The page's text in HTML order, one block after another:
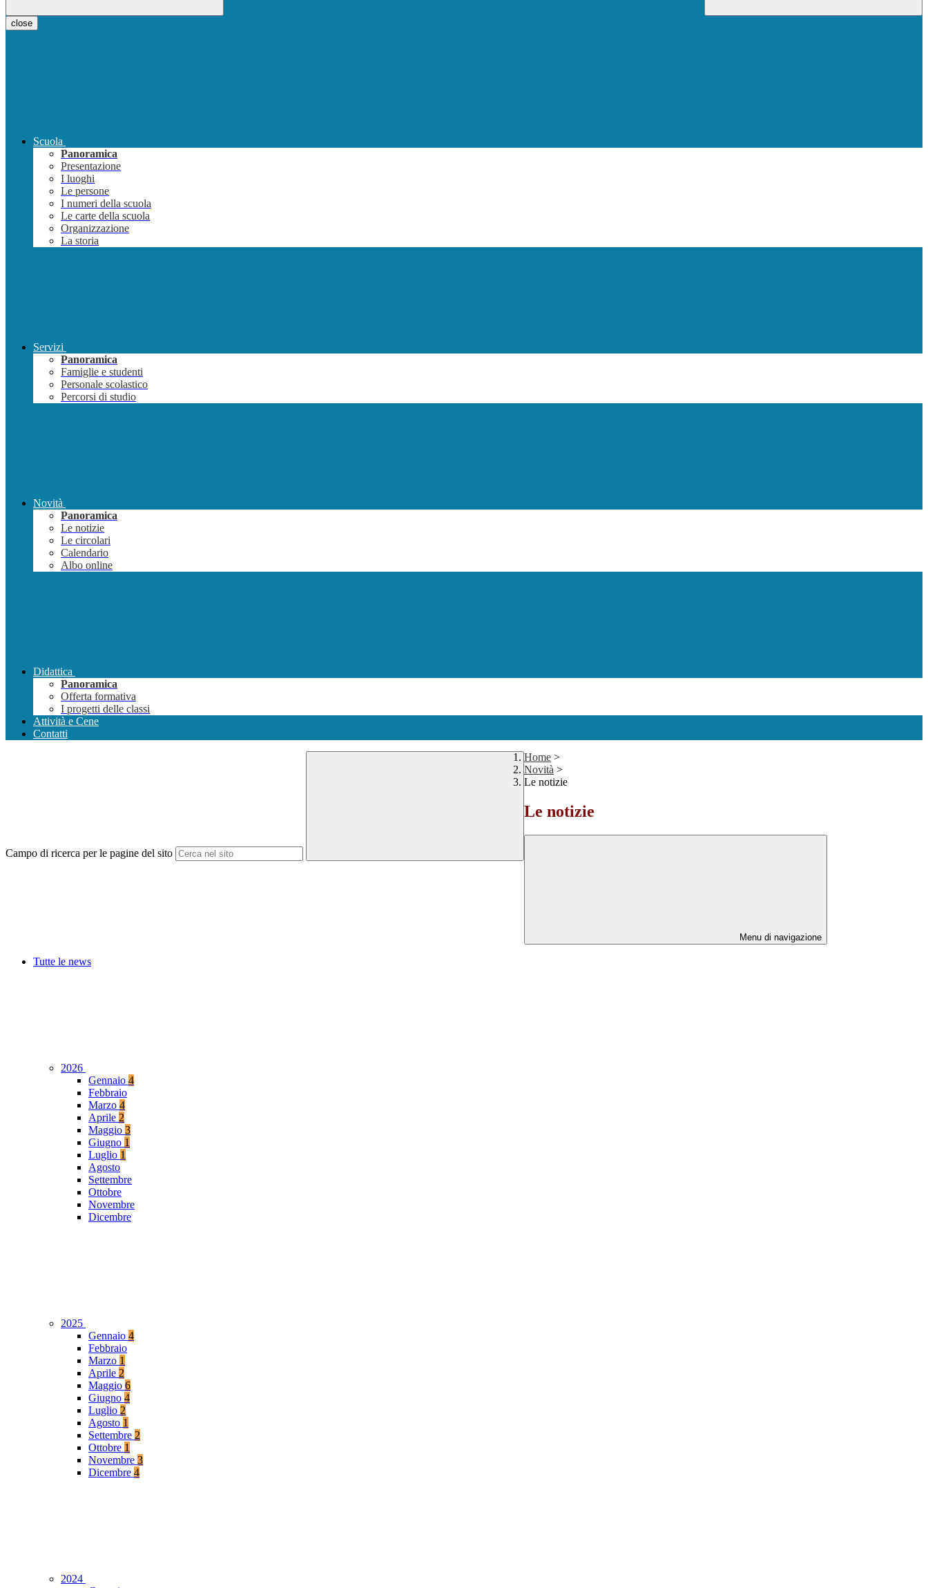
close
Scuola
Panoramica
Presentazione
I luoghi
Le persone
I numeri della scuola
Le carte della scuola
Organizzazione
La storia
Servizi
Panoramica
Famiglie e studenti
Personale scolastico
Percorsi di studio
Novità
Panoramica
Le notizie
Le circolari
Calendario
Albo online
Didattica
Panoramica
Offerta formativa
I progetti delle classi
Attività e Cene
Contatti
Campo di ricerca per le pagine del sito
Home >
Novità >
Le notizie
Le notizie
Menu di navigazione
Tutte le news
2026
Gennaio 4
Febbraio
Marzo 4
Aprile 2
Maggio 3
Giugno 1
Luglio 1
Agosto
Settembre
Ottobre
Novembre
Dicembre
2025
Gennaio 4
Febbraio
Marzo 1
Aprile 2
Maggio 6
Giugno 4
Luglio 2
Agosto 1
Settembre 2
Ottobre 1
Novembre 3
Dicembre 4
2024